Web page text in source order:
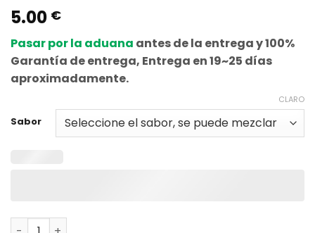
5.00 €
Pasar por la aduana antes de la entrega y 100%
Garantía de entrega, Entrega en 19~25 días
aproximadamente.
Sabor
CLARO
Cantidad WASPE FIHP 30000 30K Puffs Disposable Vape